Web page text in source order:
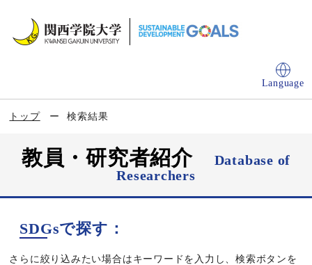
Language
トップ 検索結果
教員・研究者紹介
Database of
Researchers
SDGsで探す：
さらに絞り込みたい場合はキーワードを入力し、検索ボタンを